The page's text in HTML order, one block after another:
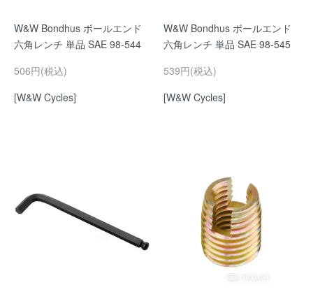
W&W Bondhus ボールエンド
六角レンチ 単品 SAE 98-544
506円(税込)
[W&W Cycles]
W&W Bondhus ボールエンド
六角レンチ 単品 SAE 98-545
539円(税込)
[W&W Cycles]